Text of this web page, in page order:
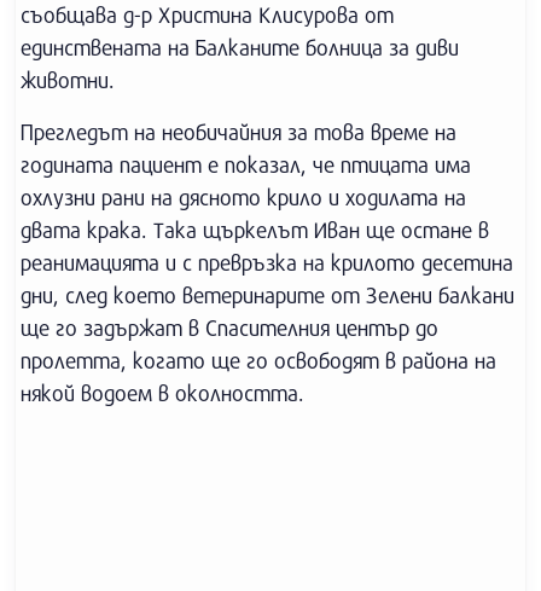
съобщава д-р Христина Клисурова от
единствената на Балканите болница за диви
животни.
Прегледът на необичайния за това време на
годината пациент е показал, че птицата има
охлузни рани на дясното крило и ходилата на
двата крака. Така щъркелът Иван ще остане в
реанимацията и с превръзка на крилото десетина
дни, след което ветеринарите от Зелени балкани
ще го задържат в Спасителния център до
пролетта, когато ще го освободят в района на
някой водоем в околността.